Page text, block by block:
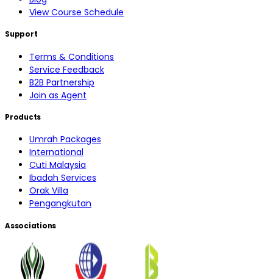
View Course Schedule
Support
Terms & Conditions
Service Feedback
B2B Partnership
Join as Agent
Products
Umrah Packages
International
Cuti Malaysia
Ibadah Services
Orak Villa
Pengangkutan
Associations